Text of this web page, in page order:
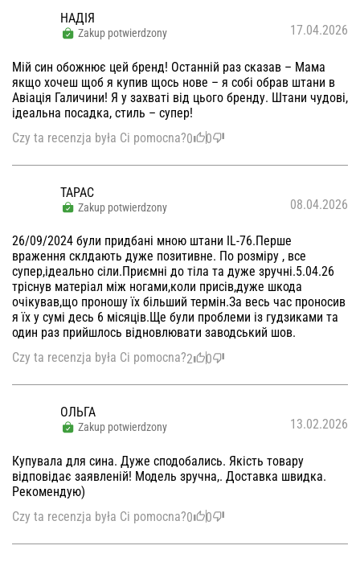
НАДІЯ
Zakup potwierdzony 17.04.2026
Мій син обожнює цей бренд! Останній раз сказав – Мама
якщо хочеш щоб я купив щось нове – я собі обрав штани в
Авіація Галичини! Я у захваті від цього бренду. Штани чудові,
ідеальна посадка, стиль – супер!
Czy ta recenzja była Ci pomocna?0 0
ТАРАС
Zakup potwierdzony 08.04.2026
26/09/2024 були придбані мною штани IL-76.Перше
враження склдають дуже позитивне. По розміру , все
супер,ідеально сіли.Приємні до тіла та дуже зручні.5.04.26
тріснув матеріал між ногами,коли присів,дуже шкода
очікував,що проношу їх більший термін.За весь час проносив
я їх у сумі десь 6 місяців.Ще були проблеми із гудзиками та
один раз прийшлось відновлювати заводський шов.
Czy ta recenzja była Ci pomocna?2 0
ОЛЬГА
Zakup potwierdzony 13.02.2026
Купувала для сина. Дуже сподобались. Якість товару
відповідає заявленій! Модель зручна,. Доставка швидка.
Рекомендую)
Czy ta recenzja była Ci pomocna?0 0